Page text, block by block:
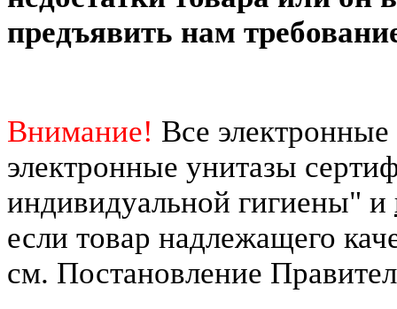
предъявить нам
Внимание! Все
электронные унитазы
индивидуальной гигиены" и
если товар надлежащего
см. Постановление